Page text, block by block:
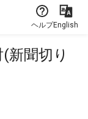
ヘルプEnglish
新聞切り